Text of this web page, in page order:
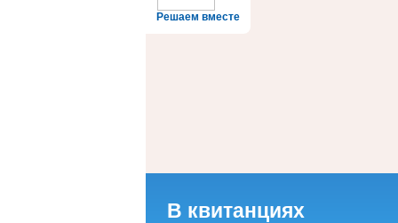
Решаем вместе
В квитанциях